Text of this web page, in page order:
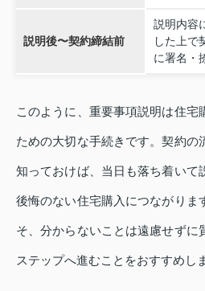
説明後〜契約締結前
説明内容
した上で
に署名・
このように、重要事項説明は住宅
ための大切な手続きです。契約の
知っておけば、当日も落ち着いて
後悔のない住宅購入につながりま
そ、分からないことは遠慮せずに
ステップへ進むことをおすすめし